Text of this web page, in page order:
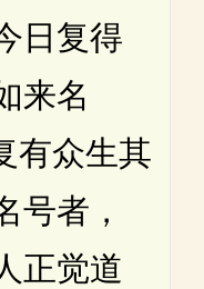
日复得
来名
有众生其
号者，
正觉道